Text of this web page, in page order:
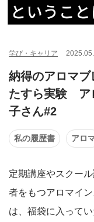
学び・キャリア
納得のアロマ
たすら実験 ア
子さん#2
私の履歴書 アロ
定期講座やスクー
者をもつアロマイ
は、福袋に入って